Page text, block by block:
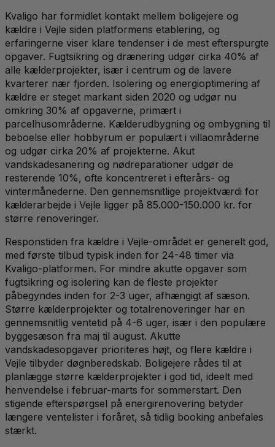
Kvaligo har formidlet kontakt mellem boligejere og
kældre i Vejle siden platformens etablering, og
erfaringerne viser klare tendenser i de mest efterspurgte
opgaver. Fugtsikring og drænering udgør cirka 40% af
alle kælderprojekter, især i centrum og de lavere
kvarterer nær fjorden. Isolering og energioptimering af
kældre er steget markant siden 2020 og udgør nu
omkring 30% af opgaverne, primært i
parcelhusområderne. Kælderudbygning og ombygning til
beboelse eller hobbyrum er populært i villaområderne
og udgør cirka 20% af projekterne. Akut
vandskadesanering og nødreparationer udgør de
resterende 10%, ofte koncentreret i efterårs- og
vintermånederne. Den gennemsnitlige projektværdi for
kælderarbejde i Vejle ligger på 85.000-150.000 kr. for
større renoveringer.
Responstiden fra kældre i Vejle-området er generelt god,
med første tilbud typisk inden for 24-48 timer via
Kvaligo-platformen. For mindre akutte opgaver som
fugtsikring og isolering kan de fleste projekter
påbegyndes inden for 2-3 uger, afhængigt af sæson.
Større kælderprojekter og totalrenoveringer har en
gennemsnitlig ventetid på 4-6 uger, især i den populære
byggesæson fra maj til august. Akutte
vandskadesopgaver prioriteres højt, og flere kældre i
Vejle tilbyder døgnberedskab. Boligejere rådes til at
planlægge større kælderprojekter i god tid, ideelt med
henvendelse i februar-marts for sommerstart. Den
stigende efterspørgsel på energirenovering betyder
længere ventelister i foråret, så tidlig booking anbefales
stærkt.